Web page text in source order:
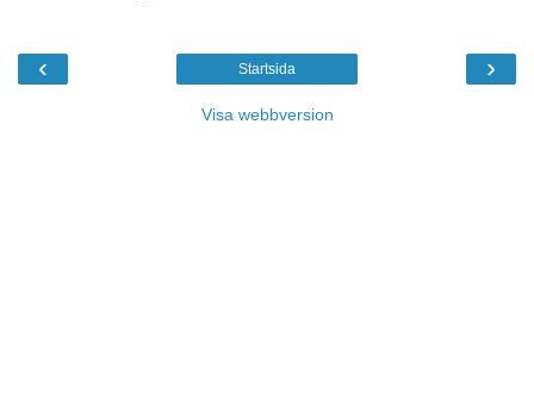
‹ ›
Startsida
Visa webbversion